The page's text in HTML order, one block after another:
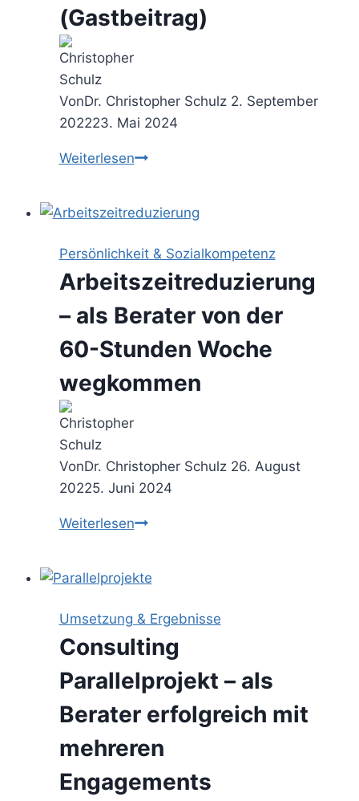
Meeting-
Overload
(Gastbeitrag)
VonDr. Christopher Schulz 2. September
202223. Mai 2024
WeiterlesenSchluss
endlosen
Meeting-
(Gastbeitrag)
Persönlichkeit & Sozialkompetenz
Arbeitszeitreduzierung
– als Berater von der
60-Stunden Woche
wegkommen
VonDr. Christopher Schulz 26. August
20225. Juni 2024
WeiterlesenArbeitszeitreduzierung
Berater
von
60-
Stunden
Woche
wegkommen
Umsetzung & Ergebnisse
Consulting
Parallelprojekt – als
Berater erfolgreich mit
mehreren
Engagements